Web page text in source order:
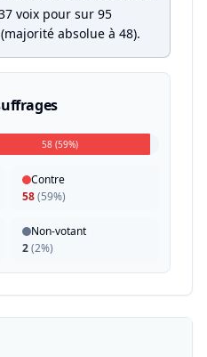
voix pour sur 95
absolue à 48).
58 (59%)
Contre
58(59%)
Non-votant
2(2%)